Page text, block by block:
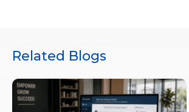
Related Blogs